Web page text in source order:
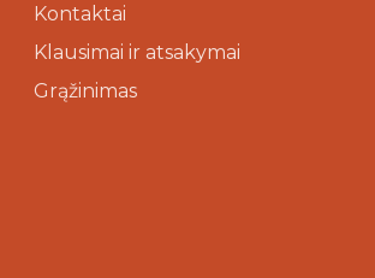
Kontaktai
Klausimai ir atsakymai
Grąžinimas